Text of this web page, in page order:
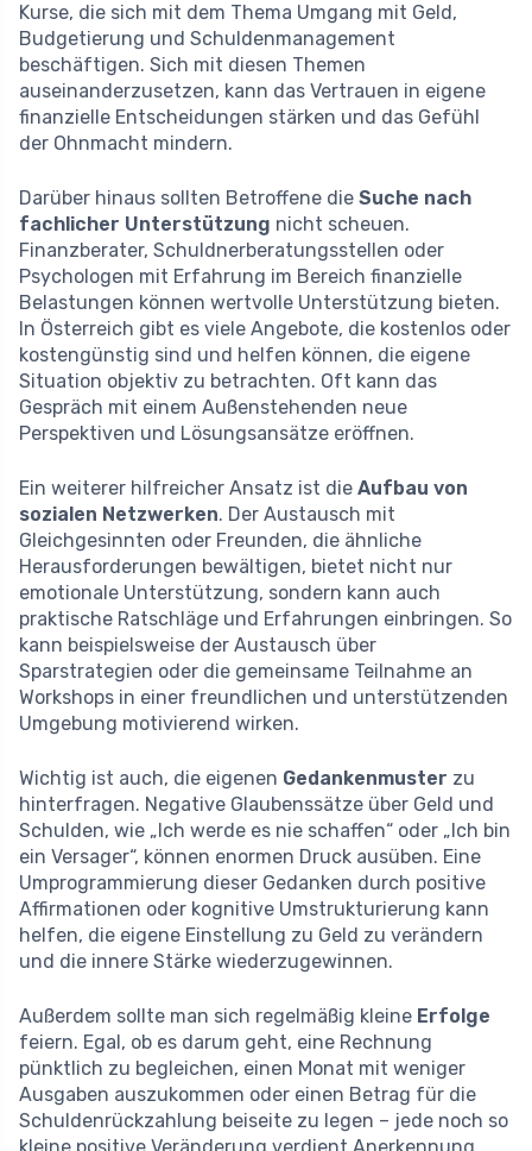
Kurse, die sich mit dem Thema Umgang mit Geld,
Budgetierung und Schuldenmanagement
beschäftigen. Sich mit diesen Themen
auseinanderzusetzen, kann das Vertrauen in eigene
finanzielle Entscheidungen stärken und das Gefühl
der Ohnmacht mindern.
Darüber hinaus sollten Betroffene die Suche nach
fachlicher Unterstützung nicht scheuen.
Finanzberater, Schuldnerberatungsstellen oder
Psychologen mit Erfahrung im Bereich finanzielle
Belastungen können wertvolle Unterstützung bieten.
In Österreich gibt es viele Angebote, die kostenlos oder
kostengünstig sind und helfen können, die eigene
Situation objektiv zu betrachten. Oft kann das
Gespräch mit einem Außenstehenden neue
Perspektiven und Lösungsansätze eröffnen.
Ein weiterer hilfreicher Ansatz ist die Aufbau von
sozialen Netzwerken. Der Austausch mit
Gleichgesinnten oder Freunden, die ähnliche
Herausforderungen bewältigen, bietet nicht nur
emotionale Unterstützung, sondern kann auch
praktische Ratschläge und Erfahrungen einbringen. So
kann beispielsweise der Austausch über
Sparstrategien oder die gemeinsame Teilnahme an
Workshops in einer freundlichen und unterstützenden
Umgebung motivierend wirken.
Wichtig ist auch, die eigenen Gedankenmuster zu
hinterfragen. Negative Glaubenssätze über Geld und
Schulden, wie „Ich werde es nie schaffen“ oder „Ich bin
ein Versager“, können enormen Druck ausüben. Eine
Umprogrammierung dieser Gedanken durch positive
Affirmationen oder kognitive Umstrukturierung kann
helfen, die eigene Einstellung zu Geld zu verändern
und die innere Stärke wiederzugewinnen.
Außerdem sollte man sich regelmäßig kleine Erfolge
feiern. Egal, ob es darum geht, eine Rechnung
pünktlich zu begleichen, einen Monat mit weniger
Ausgaben auszukommen oder einen Betrag für die
Schuldenrückzahlung beiseite zu legen – jede noch so